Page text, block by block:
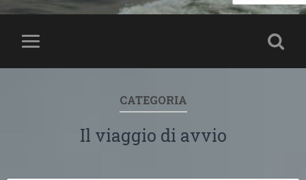
CATEGORIA
Il viaggio di avvio